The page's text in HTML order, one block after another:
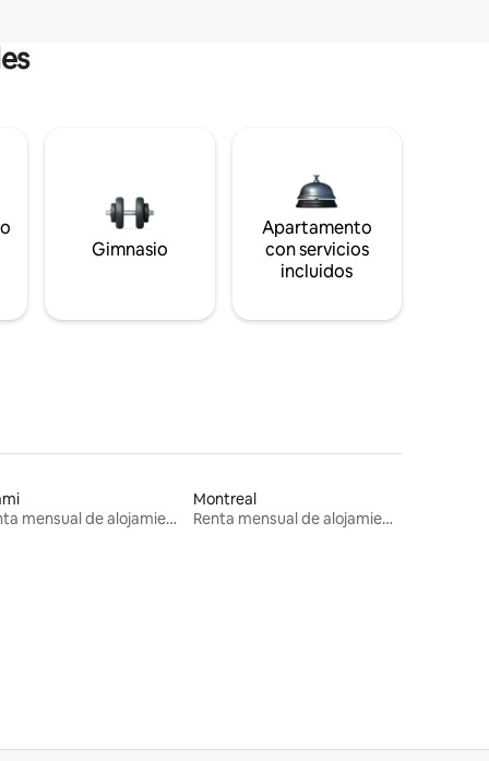
Gimnasio
Apartamento
con servicios
incluidos
Renta mensual de alojamientos
Montreal
Renta mensual de alojamientos